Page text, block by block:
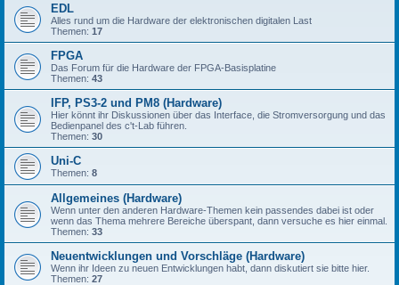
EDL
Alles rund um die Hardware der elektronischen digitalen Last
Themen: 17
FPGA
Das Forum für die Hardware der FPGA-Basisplatine
Themen: 43
IFP, PS3-2 und PM8 (Hardware)
Hier könnt ihr Diskussionen über das Interface, die Stromversorgung und das
Bedienpanel des c't-Lab führen.
Themen: 30
Uni-C
Themen: 8
Allgemeines (Hardware)
Wenn unter den anderen Hardware-Themen kein passendes dabei ist oder
wenn das Thema mehrere Bereiche überspant, dann versuche es hier einmal.
Themen: 33
Neuentwicklungen und Vorschläge (Hardware)
Wenn ihr Ideen zu neuen Entwicklungen habt, dann diskutiert sie bitte hier.
Themen: 27